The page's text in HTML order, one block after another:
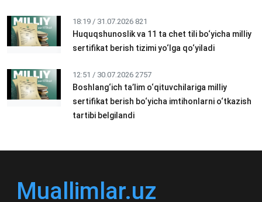
18:19 / 31.07.2026 821
Huquqshunoslik va 11 ta chet tili bo‘yicha milliy
sertifikat berish tizimi yo‘lga qo‘yiladi
12:51 / 30.07.2026 2757
Boshlang‘ich ta’lim o‘qituvchilariga milliy
sertifikat berish bo‘yicha imtihonlarni o‘tkazish
tartibi belgilandi
Muallimlar.uz